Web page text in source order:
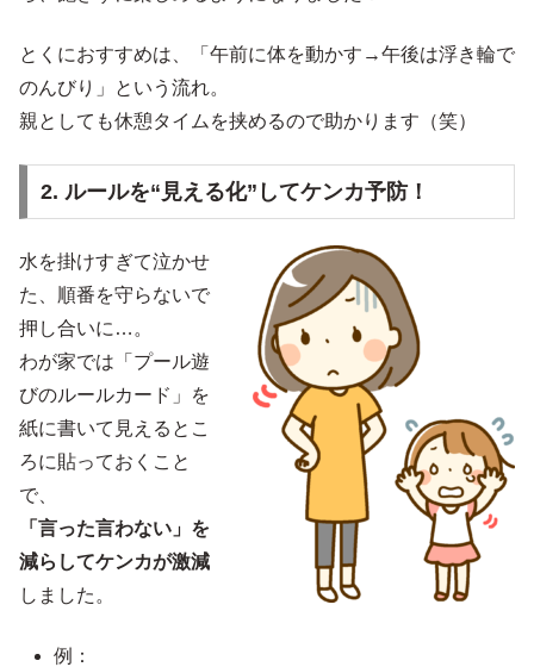
とくにおすすめは、「午前に体を動かす→午後は浮き輪で
のんびり」という流れ。
親としても休憩タイムを挟めるので助かります（笑）
2. ルールを“見える化”してケンカ予防！
水を掛けすぎて泣かせ
た、順番を守らないで
押し合いに…。
わが家では「プール遊
びのルールカード」を
紙に書いて見えるとこ
ろに貼っておくこと
で、
「言った言わない」を
減らしてケンカが激減
しました。
例：